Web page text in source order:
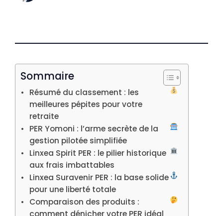
Sommaire
Résumé du classement : les
meilleures pépites pour votre
retraite
PER Yomoni : l’arme secrète de la
gestion pilotée simplifiée
Linxea Spirit PER : le pilier historique
aux frais imbattables
Linxea Suravenir PER : la base solide
pour une liberté totale
Comparaison des produits :
comment dénicher votre PER idéal